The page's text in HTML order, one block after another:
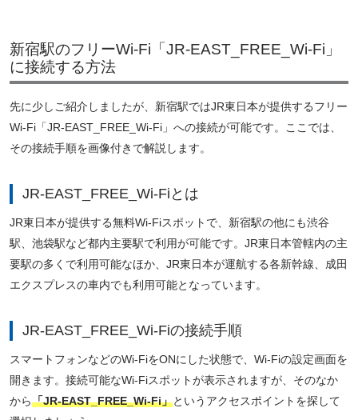
新宿駅のフリーWi-Fi「JR-EAST_FREE_Wi-Fi」
に接続する方法
先に少しご紹介しましたが、新宿駅ではJR東日本が提供するフリー
Wi-Fi「JR-EAST_FREE_Wi-Fi」への接続が可能です。ここでは、
その接続手順を画像付きで解説します。
JR-EAST_FREE_Wi-Fiとは
JR東日本が提供する無料Wi-Fiスポットで、新宿駅の他にも渋谷
駅、池袋駅など都内主要駅で利用が可能です。JR東日本管轄内の主
要駅の多くで利用可能なほか、JR東日本が運航する各新幹線、成田
エクスプレスの車内でも利用可能となっています。
JR-EAST_FREE_Wi-Fiの接続手順
スマートフォンなどのWi-FiをONにした状態で、Wi-Fiの設定画面を
開きます。接続可能なWi-Fiスポットが表示されますが、そのなか
から「JR-EAST_FREE_Wi-Fi」というアクセスポイントを探して